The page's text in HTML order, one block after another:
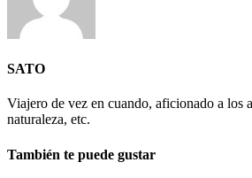
SATO
Viajero de vez en cuando, aficionado a los
naturaleza, etc.
También te puede gustar